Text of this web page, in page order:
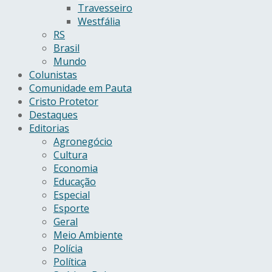
Travesseiro
Westfália
RS
Brasil
Mundo
Colunistas
Comunidade em Pauta
Cristo Protetor
Destaques
Editorias
Agronegócio
Cultura
Economia
Educação
Especial
Esporte
Geral
Meio Ambiente
Polícia
Política